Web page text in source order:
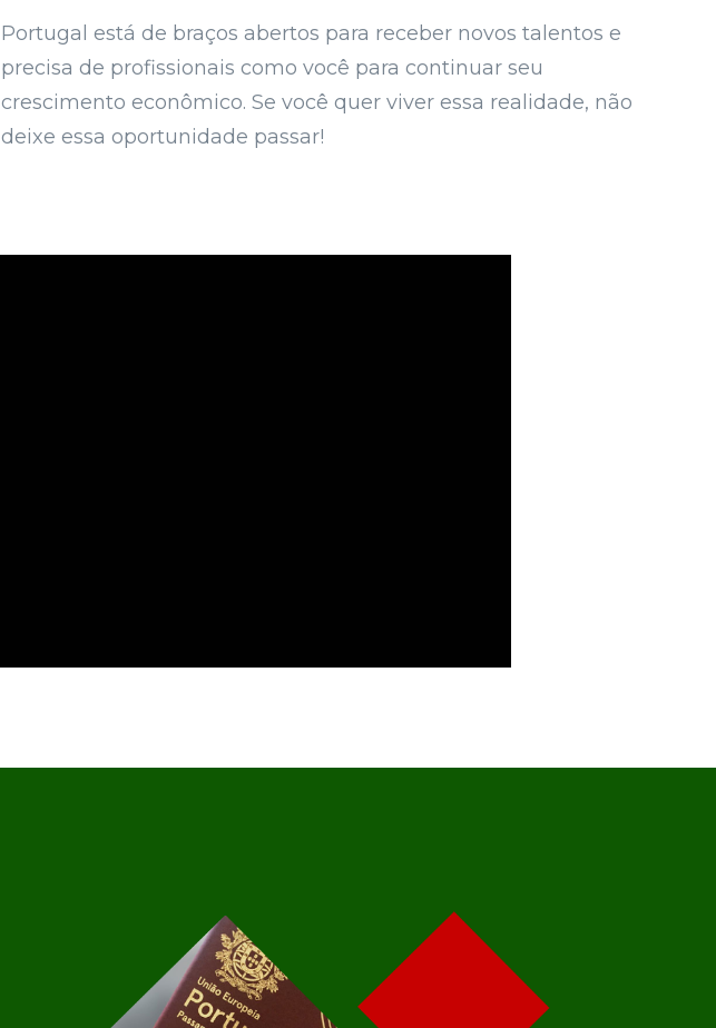
Portugal está de braços abertos para receber novos talentos e
precisa de profissionais como você para continuar seu
crescimento econômico. Se você quer viver essa realidade, não
deixe essa oportunidade passar!